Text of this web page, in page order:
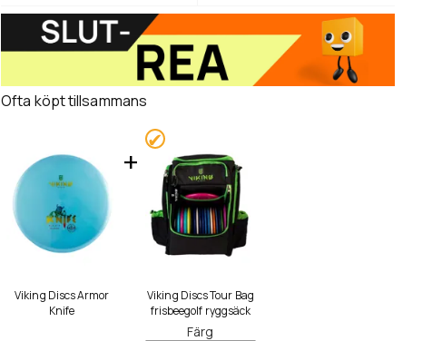
Ofta köpt tillsammans
Viking Discs Armor
Knife
Viking Discs Tour Bag
frisbeegolf ryggsäck
Färg